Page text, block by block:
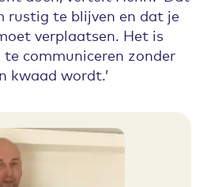
rustig te blijven en dat je
verplaatsen. Het is
communiceren zonder
kwaad wordt.’